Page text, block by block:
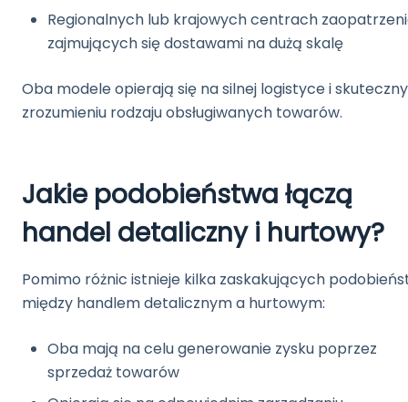
Regionalnych lub krajowych centrach
zajmujących się dostawami na dużą skalę
Oba modele opierają się na silnej logistyce i
zrozumieniu rodzaju obsługiwanych towarów.
Jakie podobieństwa łączą
handel detaliczny i hurtowy?
Pomimo różnic istnieje kilka zaskakujących
między handlem detalicznym a hurtowym:
Oba mają na celu generowanie zysku poprzez
sprzedaż towarów